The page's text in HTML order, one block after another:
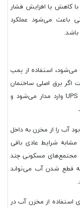
کاهش یا افزایش فشار
باعث می‌شود عملکرد
استفاده از پمپ
اگر برق اصلی ساختمان
قطع شود، سیستم برق اضطراری مانند ژنراتور یا UPS وارد مدار می‌شود و
آب را از مخزن به داخل
شرایط عادی باقی
مجتمع‌های مسکونی چند
که قطع شدن آب می‌تواند
از مخزن آب در